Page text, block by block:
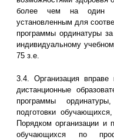
более чем на один
установленным для
программы ординатуры
индивидуальному
75 з.е.
3.4. Организация вправе
дистанционные
программы
подготовки
Порядком организации и
обучающихся по